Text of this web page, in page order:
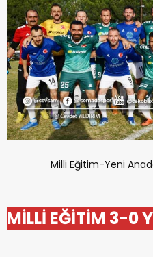
Milli Eğitim-Yeni
MİLLİ EĞİTİM 3-0